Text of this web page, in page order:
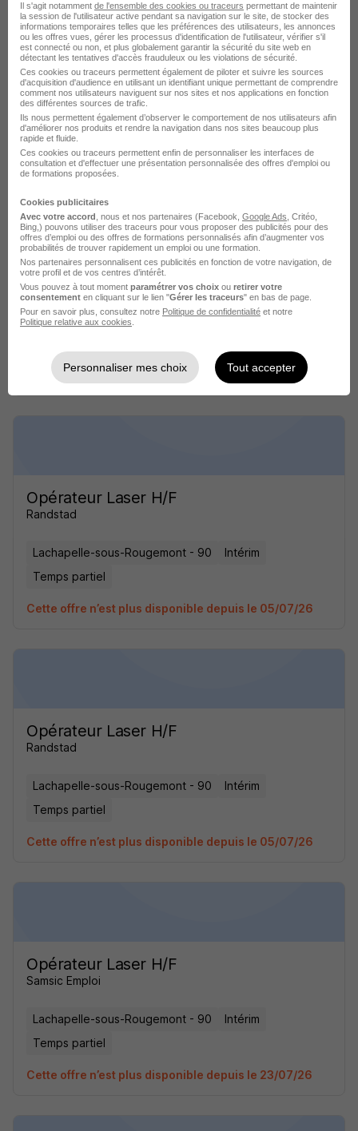
Opérateur Laser 5 Axes H/F
Camo Groupe
Lachapelle-sous-Rougemont - 90
Intérim
Temps partiel
Cette offre n’est plus disponible depuis le 23/06/26
Opérateur Laser H/F
Randstad
Lachapelle-sous-Rougemont - 90
Intérim
Cette offre n’est plus disponible depuis le 05/07/26
Opérateur Laser H/F
Randstad
Lachapelle-sous-Rougemont - 90
Intérim
Temps partiel
Cette offre n’est plus disponible depuis le 05/07/26
Opérateur Laser H/F
Randstad
Lachapelle-sous-Rougemont - 90
Intérim
Temps partiel
Cette offre n’est plus disponible depuis le 05/07/26
Opérateur Laser H/F
Samsic Emploi
Lachapelle-sous-Rougemont - 90
Intérim
Temps partiel
Cette offre n’est plus disponible depuis le 23/07/26
Il s'agit notamment de l'ensemble des cookies ou traceurs permettant de maintenir
la session de l'utilisateur active pendant sa navigation sur le site, de stocker des
informations temporaires telles que les préférences des utilisateurs, les annonces
ou les offres vues, gérer les processus d'identification de l'utilisateur, vérifier s'il
est connecté ou non, et plus globalement garantir la sécurité du site web en
détectant les tentatives d'accès frauduleux ou les violations de sécurité.
Ces cookies ou traceurs permettent également de piloter et suivre les sources
d'acquisition d'audience en utilisant un identifiant unique permettant de comprendre
comment nos utilisateurs naviguent sur nos sites et nos applications en fonction
des différentes sources de trafic.
Ils nous permettent également d’observer le comportement de nos utilisateurs afin
d'améliorer nos produits et rendre la navigation dans nos sites beaucoup plus
rapide et fluide.
Ces cookies ou traceurs permettent enfin de personnaliser les interfaces de
consultation et d'effectuer une présentation personnalisée des offres d'emploi ou
de formations proposées.
Cookies publicitaires
Avec votre accord , nous et nos partenaires (Facebook, Google Ads , Critéo,
Bing,) pouvons utiliser des traceurs pour vous proposer des publicités pour des
offres d’emploi ou des offres de formations personnalisés afin d’augmenter vos
probabilités de trouver rapidement un emploi ou une formation.
Nos partenaires personnalisent ces publicités en fonction de votre navigation, de
votre profil et de vos centres d’intérêt.
Vous pouvez à tout moment paramétrer vos choix ou retirer votre
consentement en cliquant sur le lien "Gérer les traceurs" en bas de page.
Pour en savoir plus, consultez notre Politique de confidentialité et notre
Politique relative aux cookies
Personnaliser mes choix Tout accepter